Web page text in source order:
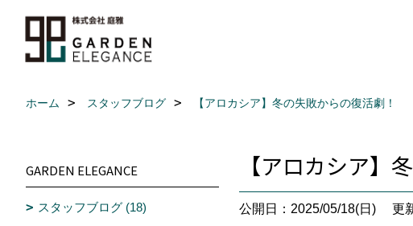
ホーム スタッフブログ 【アロカシア】冬の失敗からの復活劇！
【アロカシア】
公開日：2025/05/18(日) 更
GARDEN ELEGANCE
スタッフブログ (18)